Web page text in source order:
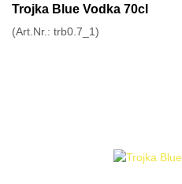
Trojka Blue Vodka 70cl
(Art.Nr.: trb0.7_1)